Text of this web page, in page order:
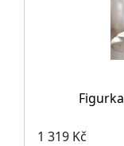
1 319 Kč